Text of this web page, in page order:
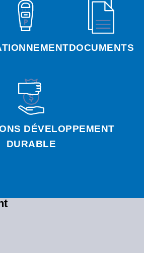
DOCUMENTS
DÉVELOPPEMENT
DURABLE